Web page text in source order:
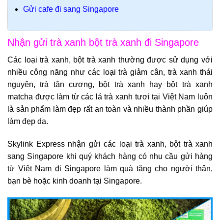
Gửi cafe đi sang Singapore
Nhận gửi trà xanh bột trà xanh đi Singapore
Các loại trà xanh, bột trà xanh thường được sử dụng với
nhiều công năng như các loại trà giảm cân, trà xanh thái
nguyên, trà tân cương, bột trà xanh hay bột trà xanh
matcha được làm từ các lá trà xanh tươi tại Việt Nam luôn
là sản phẩm làm đẹp rất an toàn và nhiều thành phần giúp
làm đẹp da.
Skylink Express nhận gửi các loại trà xanh, bột trà xanh
sang Singapore khi quý khách hàng có nhu cầu gửi hàng
từ Việt Nam đi Singapore làm quà tặng cho người thân,
bạn bè hoặc kinh doanh tại Singapore.